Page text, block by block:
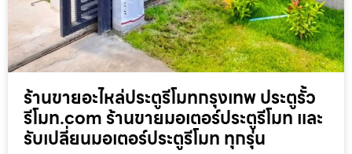
ร้านขายอะไหล่ประตูรีโมทกรุงเทพ ประตูรั้ว
รีโมท.com ร้านขายมอเตอร์ประตูรีโมท และ
รับเปลี่ยนมอเตอร์ประตูรีโมท ทุกรุ่น